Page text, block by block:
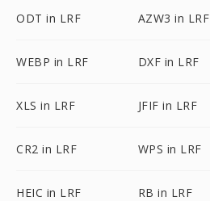
ODT in LRF AZW3 in LRF
WEBP in LRF DXF in LRF
XLS in LRF JFIF in LRF
CR2 in LRF WPS in LRF
HEIC in LRF RB in LRF